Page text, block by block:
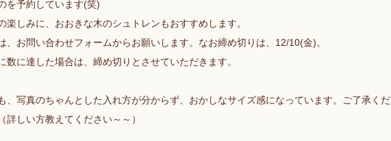
を予約しています(笑)
楽しみに、おおきな木のシュトレンもおすすめします。
、お問い合わせフォームからお願いします。なお締め切りは、12/10(金)。
数に達した場合は、締め切りとさせていただきます。
、写真のちゃんとした入れ方が分からず、おかしなサイズ感になっています。ご了承くだ
詳しい方教えてください～～）